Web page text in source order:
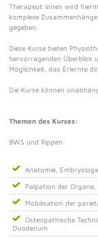
Therapeut:innen wird
komplexe
gegeben.
Diese Kurse bieten
hervorragenden Überblick
Möglichkeit, das Erlernte
Die Kurse können
Themen des Kurses:
BWS und Rippen:
Anatomie,
Palpation der Organe,
Mobilisation der
Osteopathische
Duodenum